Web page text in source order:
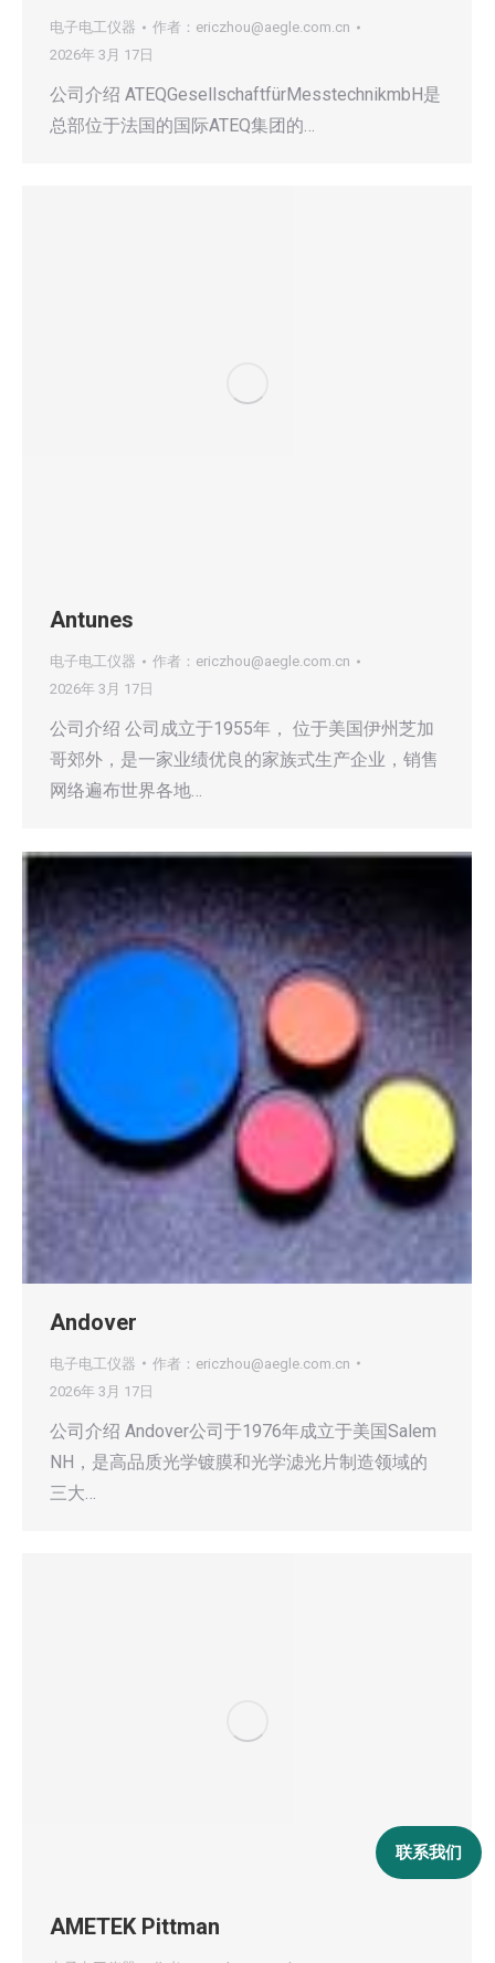
电子电工仪器 作者： ericzhou@aegle.com.cn
2026年 3月 17日
公司介绍 ATEQGesellschaftfürMesstechnikmbH是
总部位于法国的国际ATEQ集团的…
Antunes
电子电工仪器 作者： ericzhou@aegle.com.cn
2026年 3月 17日
公司介绍 公司成立于1955年， 位于美国伊州芝加
哥郊外，是一家业绩优良的家族式生产企业，销售
网络遍布世界各地…
Andover
电子电工仪器 作者： ericzhou@aegle.com.cn
2026年 3月 17日
公司介绍 Andover公司于1976年成立于美国Salem
NH，是高品质光学镀膜和光学滤光片制造领域的
三大…
AMETEK Pittman
联系我们